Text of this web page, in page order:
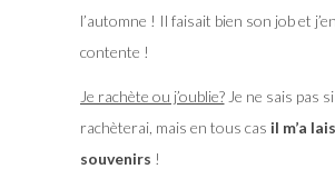
l’automne ! Il faisait bien son job et
contente !
Je rachète ou j’oublie?Je ne sais pas si
rachèterai, mais en tous cas il m’a
souvenirs !